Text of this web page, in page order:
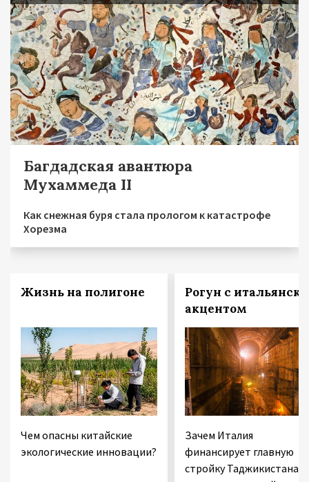
Багдадская авантюра
Мухаммеда II
Как снежная буря стала прологом к катастрофе
Хорезма
Жизнь на полигоне
Чем опасны китайские
экологические инновации?
Рогун с
акцентом
Зачем Италия
финансирует главную
стройку Таджикистана —